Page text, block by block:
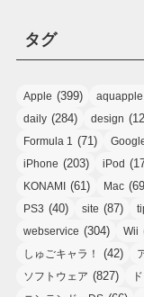
タグ
Apple (399) aquapple
daily (284) design
Formula 1 (71)
iPhone (203) iPod
KONAMI (61) Mac
PS3 (40) site (87)
webservice (304) Wii
しゅごキャラ！ (42)
ソフトウェア (827)